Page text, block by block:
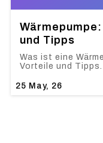
und Tipps
25 May, 26
Was ist eine
Vorteile und